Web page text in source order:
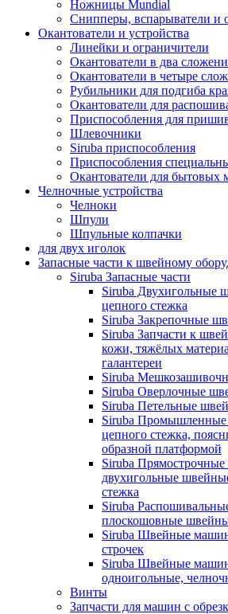
Ножницы Mundial
Снипперы, вспарыватели и
Окантователи и устройства
Линейки и ограничители
Окантователи в два
Окантователи в четыре
Рубильники для подгиба
Окантователи для
Приспособления для
Шлевочники
Siruba приспособления
Приспособления
Окантователи для бытовых
Челночные устройства
Челноки
Шпули
Шпульные колпачки
для двух иголок
Запасные части к швейному
Siruba Запасные части
Siruba Двухигольные
цепного стежка
Siruba Закрепочные
Siruba Запчасти к
кожи, тяжёлых
галантереи
Siruba
Siruba Оверлочные
Siruba Петельные
Siruba
цепного стежка,
образной платформой
Siruba
двухигольные
стежка
Siruba
плоскошовные
Siruba Швейные
строчек
Siruba Швейные
одноигольные,
Винты
Запчасти для машин с